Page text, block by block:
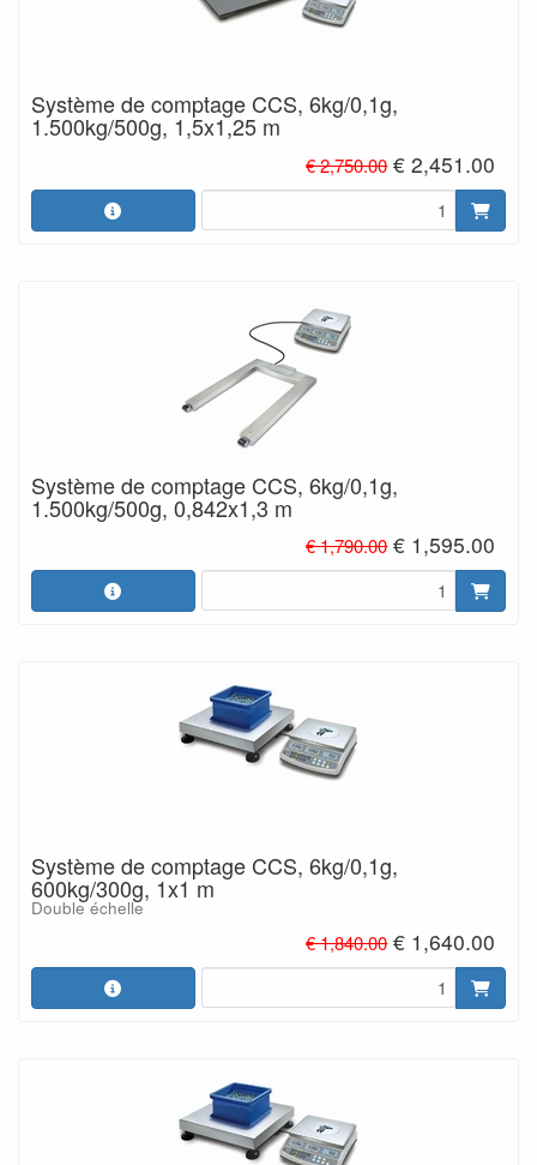
Système de comptage CCS, 6kg/0,1g,
1.500kg/500g, 1,5x1,25 m
€ 2,750.00 € 2,451.00
Système de comptage CCS, 6kg/0,1g,
1.500kg/500g, 0,842x1,3 m
€ 1,790.00 € 1,595.00
Système de comptage CCS, 6kg/0,1g,
600kg/300g, 1x1 m
Double échelle
€ 1,840.00 € 1,640.00